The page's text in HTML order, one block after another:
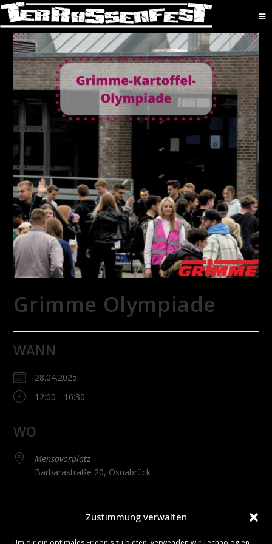
Zustimmung verwalten
Grimme Olympiade
WANN
28.04.2025.
12:00 - 16:30
WO
Mensavorplatz
Barbarastraße 20, Osnabrück
Kartoffel-Olympiadeerwarten dich witzige